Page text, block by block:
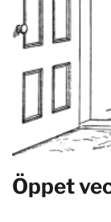
Öppet